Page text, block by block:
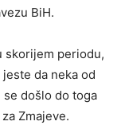
BiH.
skorijem periodu,
da neka od
se došlo do toga
Zmajeve.